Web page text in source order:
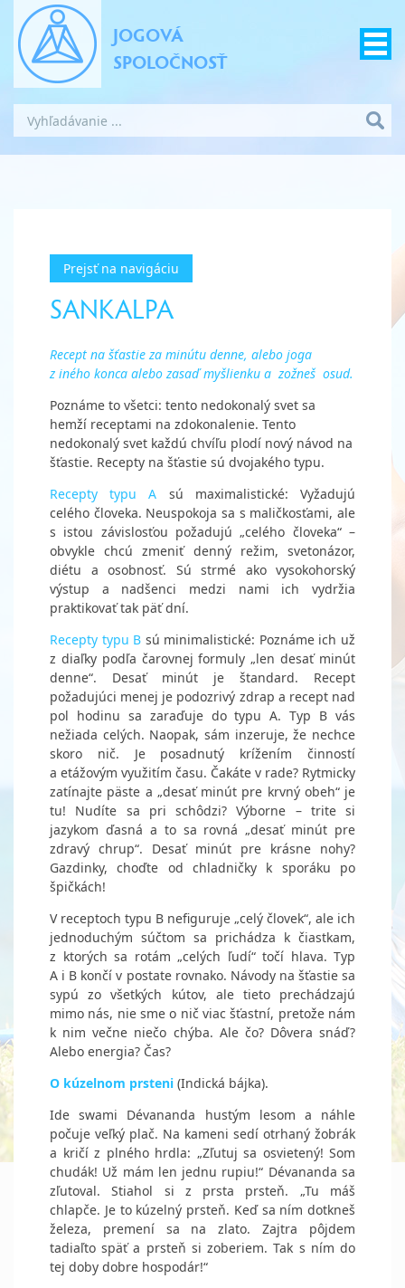
JOGOVÁ
SPOLOČNOSŤ
Prejsť na navigáciu
SANKALPA
Recept na šťastie za minútu denne, alebo joga
z iného konca alebo zasaď myšlienku a zožneš osud.
Poznáme to všetci: tento nedokonalý svet sa
hemží receptami na zdokonalenie. Tento
nedokonalý svet každú chvíľu plodí nový návod na
šťastie. Recepty na šťastie sú dvojakého typu.
Recepty typu A sú maximalistické: Vyžadujú
celého človeka. Neuspokoja sa s maličkosťami, ale
s istou závislosťou požadujú „celého človeka“ –
obvykle chcú zmeniť denný režim, svetonázor,
diétu a osobnosť. Sú strmé ako vysokohorský
výstup a nadšenci medzi nami ich vydržia
praktikovať tak päť dní.
Recepty typu B sú minimalistické: Poznáme ich už
z diaľky podľa čarovnej formuly „len desať minút
denne“. Desať minút je štandard. Recept
požadujúci menej je podozrivý zdrap a recept nad
pol hodinu sa zaraďuje do typu A. Typ B vás
nežiada celých. Naopak, sám inzeruje, že nechce
skoro nič. Je posadnutý krížením činností
a etážovým využitím času. Čakáte v rade? Rytmicky
zatínajte päste a „desať minút pre krvný obeh“ je
tu! Nudíte sa pri schôdzi? Výborne – trite si
jazykom ďasná a to sa rovná „desať minút pre
zdravý chrup“. Desať minút pre krásne nohy?
Gazdinky, choďte od chladničky k sporáku po
špičkách!
V receptoch typu B nefiguruje „celý človek“, ale ich
jednoduchým súčtom sa prichádza k čiastkam,
z ktorých sa rotám „celých ľudí“ točí hlava. Typ
A i B končí v postate rovnako. Návody na šťastie sa
sypú zo všetkých kútov, ale tieto prechádzajú
mimo nás, nie sme o nič viac šťastní, pretože nám
k nim večne niečo chýba. Ale čo? Dôvera snáď?
Alebo energia? Čas?
O kúzelnom prsteni (Indická bájka).
Ide swami Dévananda hustým lesom a náhle
počuje veľký plač. Na kameni sedí otrhaný žobrák
a kričí z plného hrdla: „Zľutuj sa osvietený! Som
chudák! Už mám len jednu rupiu!“ Dévananda sa
zľutoval. Stiahol si z prsta prsteň. „Tu máš
chlapče. Je to kúzelný prsteň. Keď sa ním dotkneš
železa, premení sa na zlato. Zajtra pôjdem
tadiaľto späť a prsteň si zoberiem. Tak s ním do
tej doby dobre hospodár!“